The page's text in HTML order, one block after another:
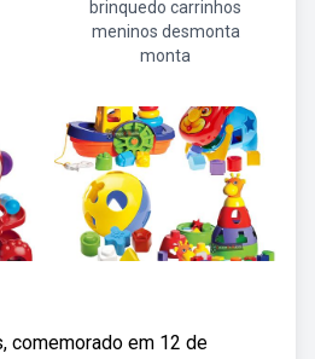
brinquedo carrinhos
meninos desmonta
monta
comemorado em 12 de